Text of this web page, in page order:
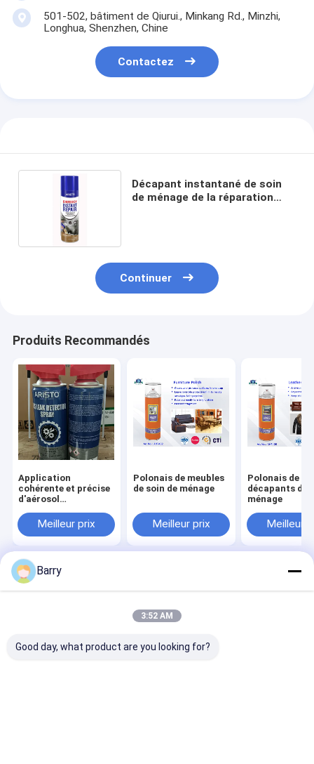
501-502, bâtiment de Qiurui., Minkang Rd., Minzhi,
Longhua, Shenzhen, Chine
Contactez
Décapant instantané de soin
de ménage de la réparation
Continuer
Produits Recommandés
Application
cohérente et précise
d'aérosol
détection de fuites
gazeuses sur
et métallique
Meilleur prix
Polonais de meubles
de soin de ménage
Meilleur prix
Polonais de
décapants de
ménage
Meilleur
Plan du site
Politique de confidentialité
peinture de jet de tissuUsine De Chine.Copyright © 2026
Aristo Industries Corporation Limited. All Rights Reserved.
Barry
3:52 AM
Good day, what product are you looking for?